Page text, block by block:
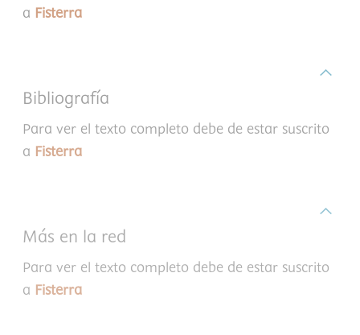
a Fisterra
Bibliografía
Para ver el texto completo debe de estar suscrito
a Fisterra
Más en la red
Para ver el texto completo debe de estar suscrito
a Fisterra